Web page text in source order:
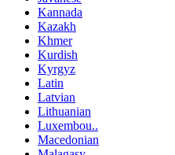
Kannada
Kazakh
Khmer
Kurdish
Kyrgyz
Latin
Latvian
Lithuanian
Luxembou..
Macedonian